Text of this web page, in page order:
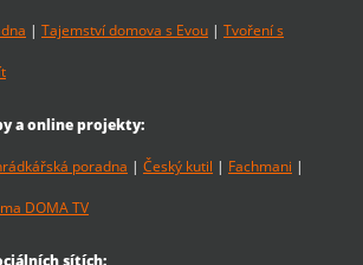
| Tajemství domova s Evou | Tvoření s
a online projekty:
poradna | Český kutil | Fachmani |
DOMA TV
sítích: